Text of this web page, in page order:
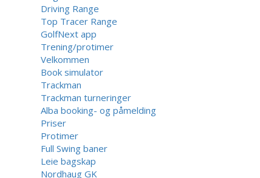
Driving Range
Top Tracer Range
GolfNext app
Trening/protimer
Velkommen
Book simulator
Trackman
Trackman turneringer
Alba booking- og påmelding
Priser
Protimer
Full Swing baner
Leie bagskap
Nordhaug GK